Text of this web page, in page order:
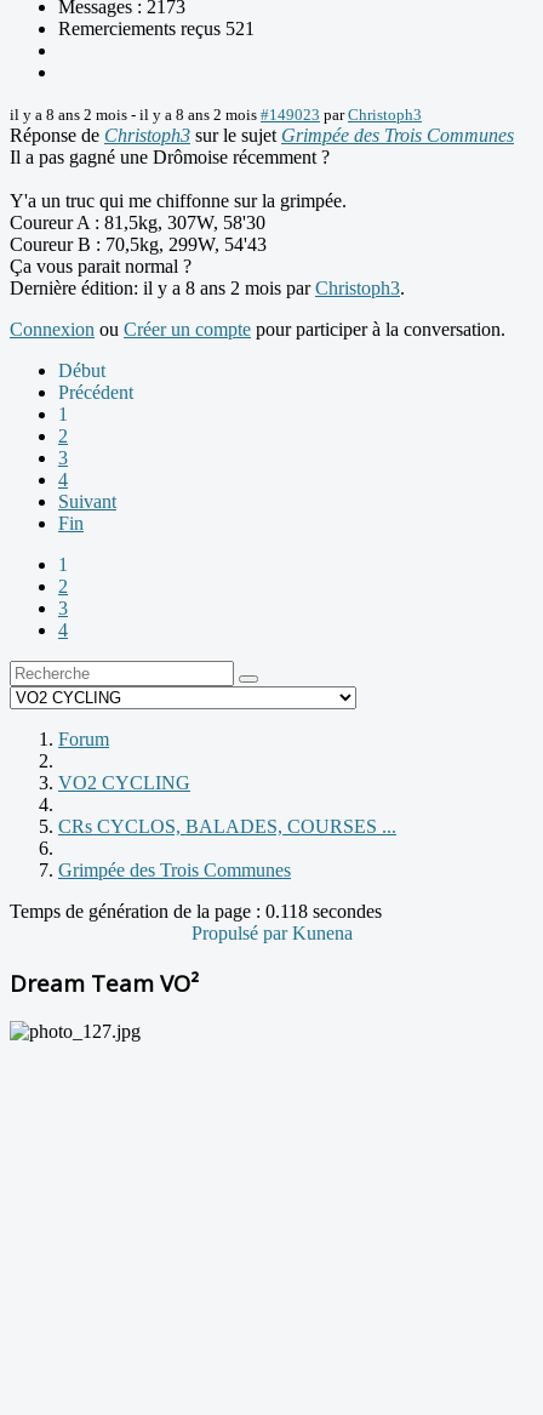
Messages : 2173
Remerciements reçus 521
il y a 8 ans 2 mois - il y a 8 ans 2 mois #149023 parChristoph3
Réponse de Christoph3 sur le sujet Grimpée des Trois Communes
Il a pas gagné une Drômoise récemment ?
Y'a un truc qui me chiffonne sur la grimpée.
Coureur A : 81,5kg, 307W, 58'30
Coureur B : 70,5kg, 299W, 54'43
Ça vous parait normal ?
Dernière édition: il y a 8 ans 2 mois parChristoph3.
Connexion ou Créer un compte pour participer à la conversation.
Début
Précédent
1
2
3
4
Suivant
Fin
1
2
3
4
Forum
VO2 CYCLING
CRs CYCLOS, BALADES, COURSES ...
Grimpée des Trois Communes
Temps de génération de la page : 0.118 secondes
Propulsé parKunena
Dream Team VO²